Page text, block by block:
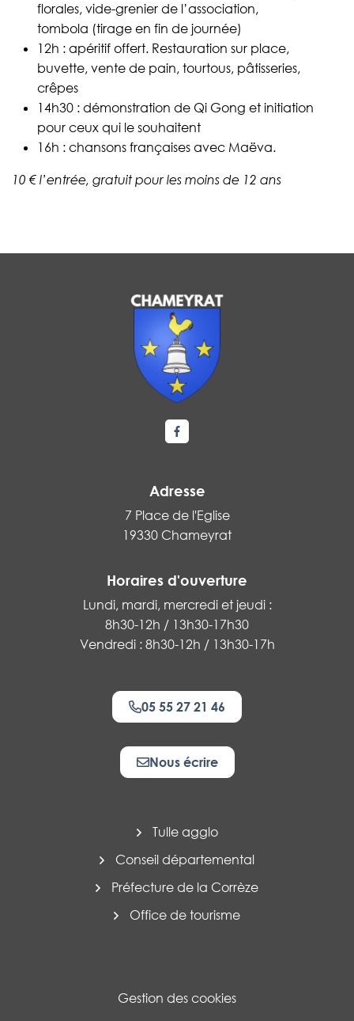
florales, vide-grenier de l’association,
tombola (tirage en fin de journée)
12h : apéritif offert. Restauration sur place,
buvette, vente de pain, tourtous, pâtisseries,
crêpes
14h30 : démonstration de Qi Gong et initiation
pour ceux qui le souhaitent
16h : chansons françaises avec Maëva.
10 € l’entrée, gratuit pour les moins de 12 ans
Lien vers le compte Facebook
Adresse
7 Place de l'Eglise
19330 Chameyrat
Horaires d'ouverture
Lundi, mardi, mercredi et jeudi :
8h30-12h / 13h30-17h30
Vendredi : 8h30-12h / 13h30-17h
05 55 27 21 46
Nous écrire
Tulle agglo
Conseil départemental
Préfecture de la Corrèze
Office de tourisme
Gestion des cookies